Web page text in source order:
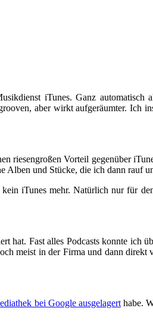
iTunes. Ganz
aber wirkt aufgeräumter. Ich
riesengroßen Vorteil gegenüber
und Stücke, die ich dann rauf
iTunes mehr. Natürlich nur für
hat. Fast alles Podcasts konnte
meist in der Firma und dann
bei Google ausgelagerthabe.